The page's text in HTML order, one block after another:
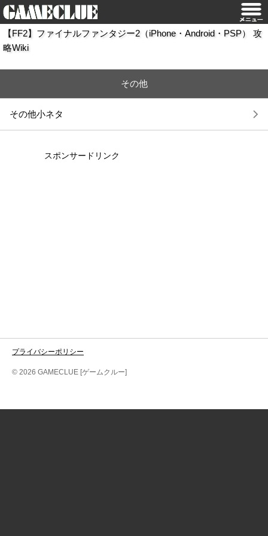
【FF2】ファイナルファンタジー2（iPhone・Android・PSP） 攻
略Wiki
その他
その他小ネタ
スポンサードリンク
プライバシーポリシー
© 2026 GAMECLUE [ゲームクルー]